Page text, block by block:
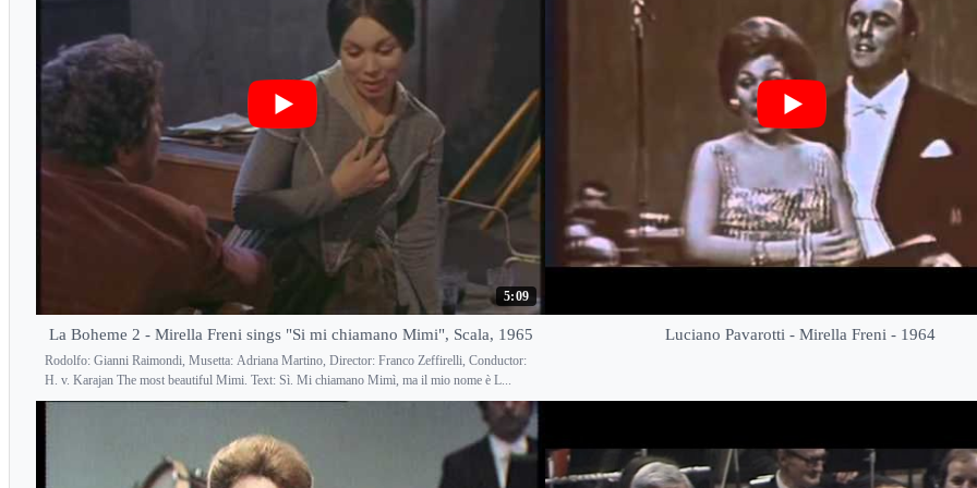
5:09
La Boheme 2 - Mirella Freni sings "Si mi chiamano Mimi", Scala, 1965
Rodolfo: Gianni Raimondi, Musetta: Adriana Martino, Director: Franco Zeffirelli, Conductor:
H. v. Karajan The most beautiful Mimi. Text: Sì. Mi chiamano Mimì, ma il mio nome è L...
Luciano Pavarotti - Mirella Freni - 1964